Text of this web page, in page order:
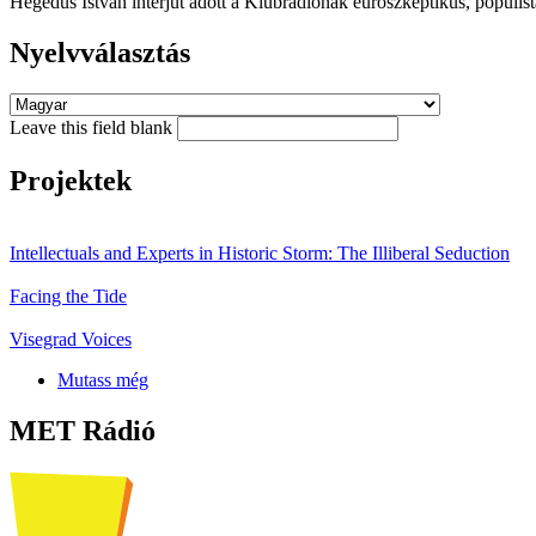
Nyelvválasztás
Leave this field blank
Projektek
Intellectuals and Experts in Historic Storm: The Illiberal Seduction
Facing the Tide
Visegrad Voices
Mutass még
MET Rádió